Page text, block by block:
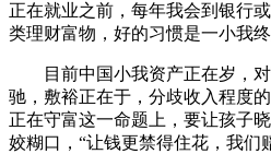
正在就业之前，每年我会到银行
类理财富物，好的习惯是一小我
目前中国小我资产正在岁，对
驰，敷裕正在于，分歧收入程度
正在守富这一命题上，要让孩子
姣糊口，“让钱更禁得住花，我们